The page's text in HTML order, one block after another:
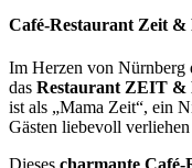
Café-Restaurant Zeit &
Im Herzen von Nürnberg
das Restaurant ZEIT
ist als „Mama Zeit“, ein
Gästen liebevoll